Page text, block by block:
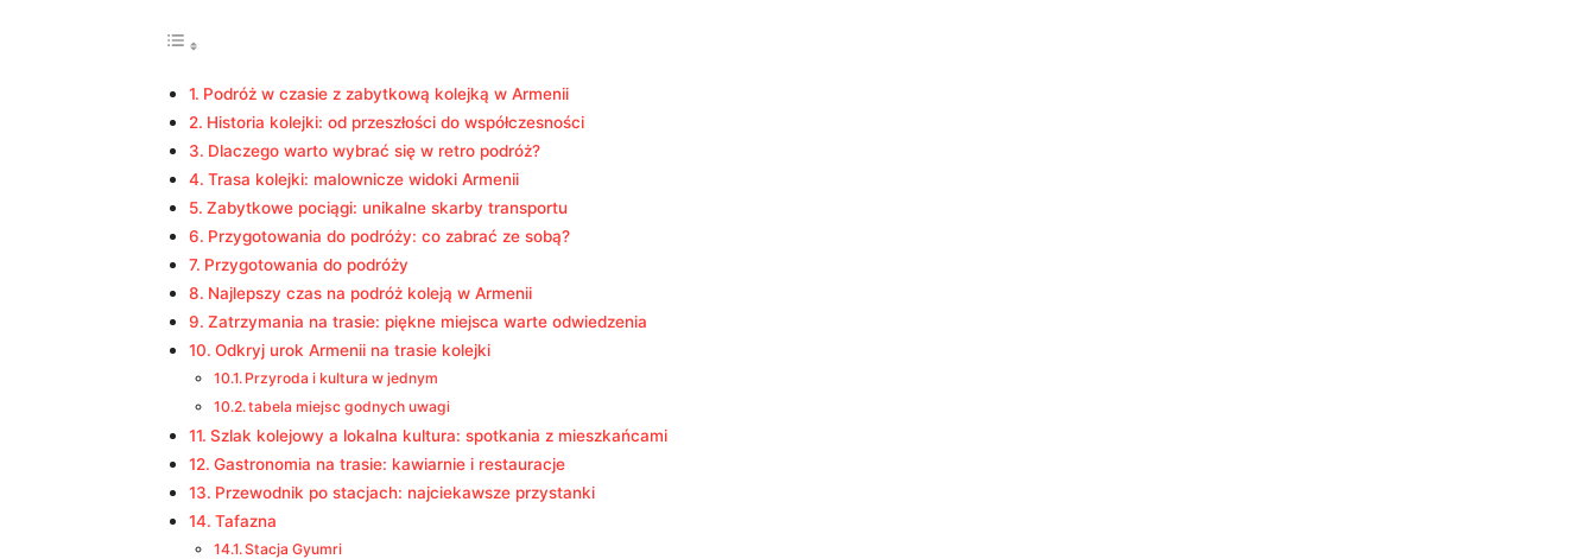
Podróż w czasie​ z zabytkową kolejką w Armenii
Historia ‌kolejki: ⁢od przeszłości do ⁤współczesności
Dlaczego warto wybrać się w retro ‍podróż?
Trasa kolejki: malownicze widoki Armenii
Zabytkowe pociągi: unikalne skarby transportu
Przygotowania do ​podróży: co zabrać ze sobą?
Przygotowania do podróży
Najlepszy czas ⁤na podróż koleją w Armenii
Zatrzymania na trasie: piękne​ miejsca warte odwiedzenia
Odkryj urok Armenii na trasie kolejki
Przyroda i ⁤kultura w jednym
tabela miejsc godnych uwagi
Szlak kolejowy a ⁣lokalna kultura: spotkania z mieszkańcami
Gastronomia na trasie: ​kawiarnie i restauracje
Przewodnik po stacjach: ⁣najciekawsze przystanki
Tafazna
Stacja Gyumri